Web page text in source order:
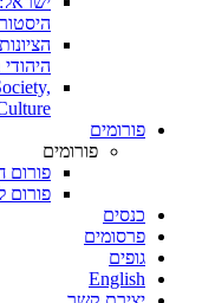
פורומים
פורומים
פורום
פורום
כנסים
פרסומים
גופים
English